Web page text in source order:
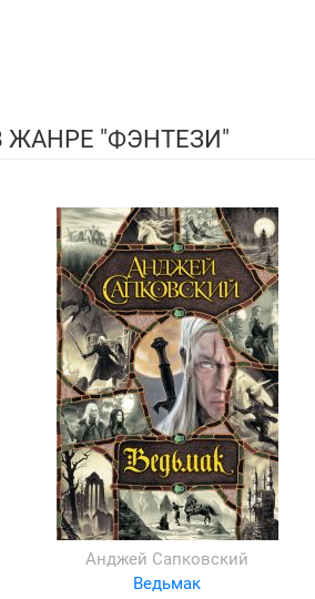
"ФЭНТЕЗИ"
Анджей Сапковский
Ведьмак